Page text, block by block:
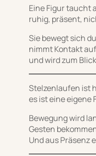
Eine Figur taucht
ruhig, präsent,
Sie bewegt sich
nimmt Kontakt
und wird zum
Stelzenlaufen ist
es ist eine eigene
Bewegung wird
Gesten
Und aus Präsenz